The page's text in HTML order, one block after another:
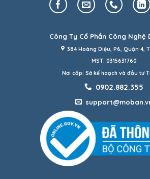
Công Ty Cổ Phần Công Nghệ
384 Hoàng Diệu, P6, Quận 4,
MST: 0315631760
Nơi cấp: Sở kế hoạch và đầu tư
0902.882.355